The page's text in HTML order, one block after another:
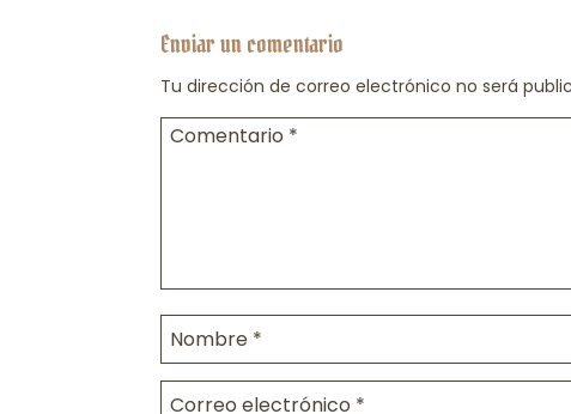
Enviar un comentario
Tu dirección de correo electrónico no será